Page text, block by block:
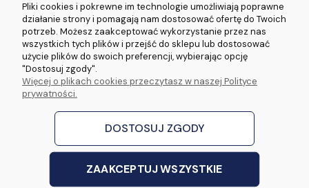
5.0/5.0 (5000+
opinii)
5.0/5.0 (5000+
opinii)
4.9/5.0 (120+
opinii)
© 2026 www.wideorejestratory24.pl. Wszelkie prawa zastrzeżone.
Sklep własności firmy ZOYA LAB Arkadiusz Dawid Lorenz
ul. Jacka Malczewskiego 2A, 65-140 Zielona Góra NIP: 9730587206 REGON:
Sklep internetowy Shoper Premium
Pliki cookies i pokrewne im technologie umożliwiają poprawne
działanie strony i pomagają nam dostosować ofertę do Twoich
potrzeb. Możesz zaakceptować wykorzystanie przez nas
wszystkich tych plików i przejść do sklepu lub dostosować
użycie plików do swoich preferencji, wybierając opcję
"Dostosuj zgody".
Więcej o plikach cookies przeczytasz w naszej Polityce
prywatności.
DOSTOSUJ ZGODY
ZAAKCEPTUJ WSZYSTKIE